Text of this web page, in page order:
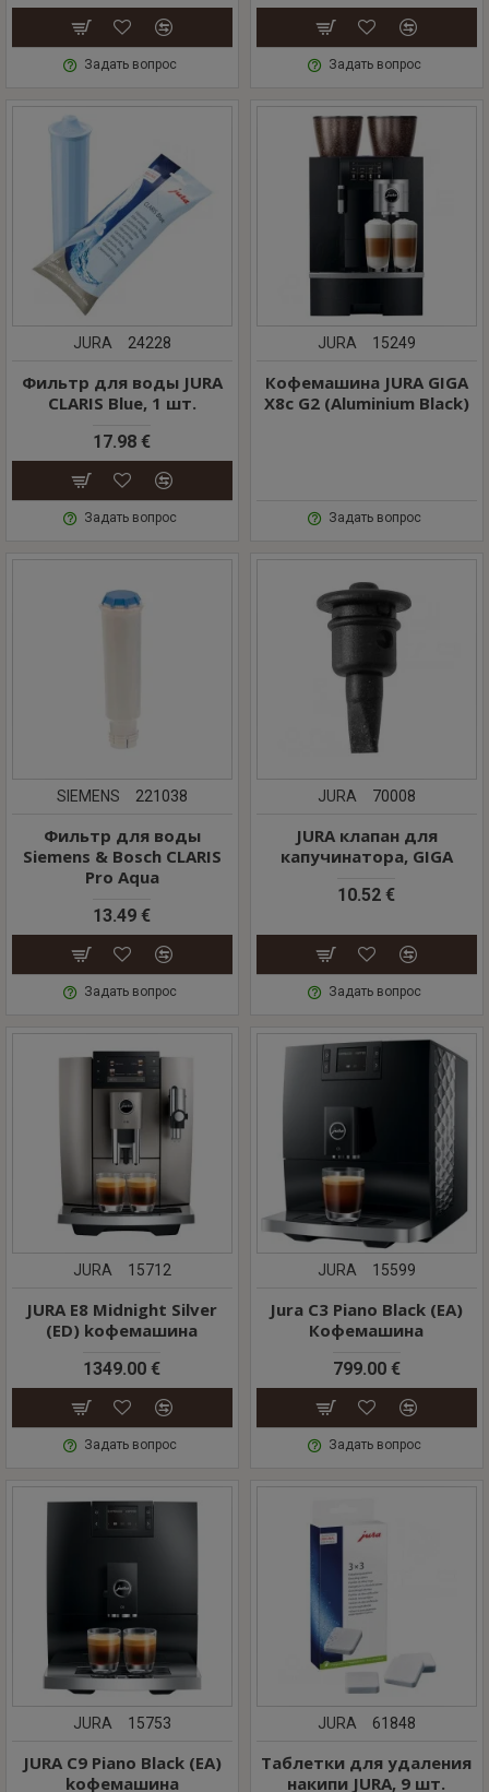
Задать вопрос Задать вопрос
JURA 24228
Фильтр для воды JURA
CLARIS Blue, 1 шт.
17.98 €
Задать вопрос
JURA 15249
Кофемашина JURA GIGA
X8c G2 (Aluminium Black)
Задать вопрос
SIEMENS 221038
Фильтр для воды
Siemens & Bosch CLARIS
Pro Aqua
13.49 €
Задать вопрос
JURA 70008
JURA клапан для
капучинатора, GIGA
10.52 €
Задать вопрос
JURA 15712
JURA E8 Midnight Silver
(ED) kофемашина
1349.00 €
Задать вопрос
JURA 15599
Jura C3 Piano Black (EA)
Кофемашина
799.00 €
Задать вопрос
JURA 15753
JURA C9 Piano Black (EA)
kофемашина
JURA 61848
Таблетки для удаления
накипи JURA, 9 шт.